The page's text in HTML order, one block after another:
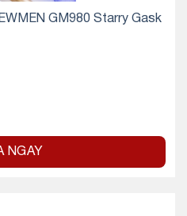
GM980 Starry Gask
NGAY